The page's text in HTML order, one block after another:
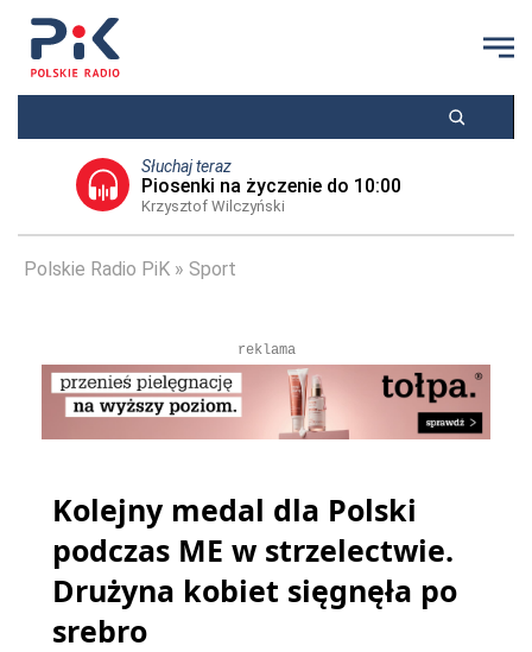
Słuchaj teraz
Piosenki na życzenie do 10:00
Krzysztof Wilczyński
Polskie Radio PiK Sport
reklama
Kolejny medal dla Polski
podczas ME w strzelectwie.
Drużyna kobiet sięgnęła po
srebro